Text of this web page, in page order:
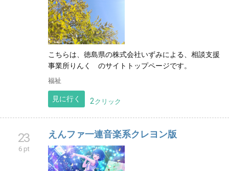
こちらは、徳島県の株式会社いずみによる、相談支援
事業所りんく のサイトトップページです。
福祉
見に行く 2クリック
23
6 pt
えんファ一連音楽系クレヨン版